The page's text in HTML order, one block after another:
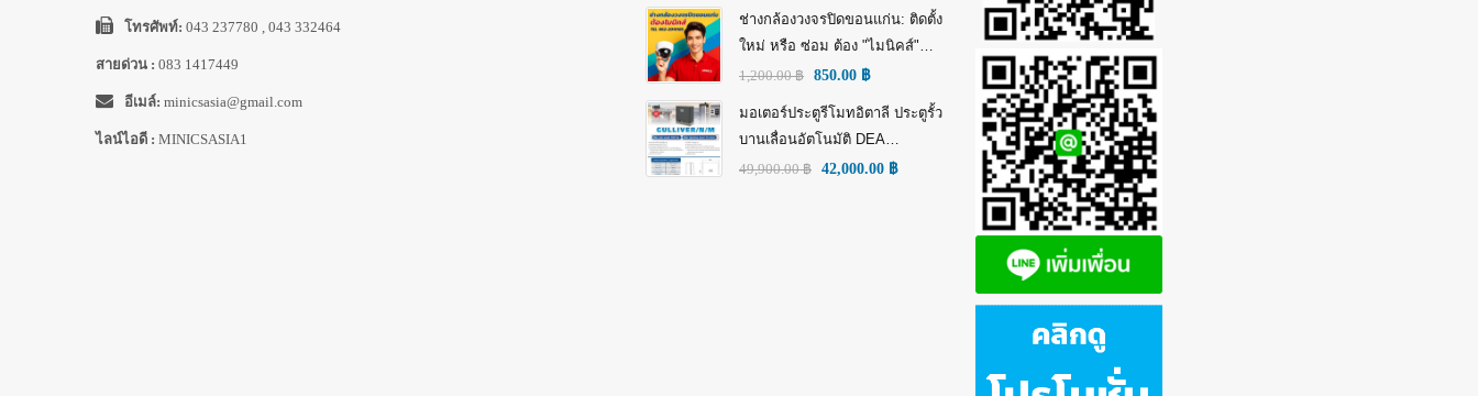
โทรศัพท์: 043 237780 , 043 332464
สายด่วน : 083 1417449
อีเมล์: minicsasia@gmail.com
ไลน์ไอดี : MINICSASIA1
ช่างกล้องวงจรปิดขอนแก่น: ติดตั้ง
ใหม่ หรือ ซ่อม ต้อง "ไมนิคส์"
(MINICS)
1,200.00฿ 850.00 ฿
มอเตอร์ประตูรีโมทอิตาลี ประตูรั้ว
บานเลื่อนอัตโนมัติ DEA
GULLIVER/N/M: พลัง อิตาลี เพื่อ
49,900.00฿ 42,000.00 ฿